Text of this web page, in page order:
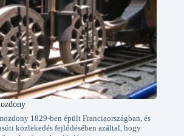
1829-ben épült Franciaországban, és
közlekedés fejlődésében azáltal, hogy